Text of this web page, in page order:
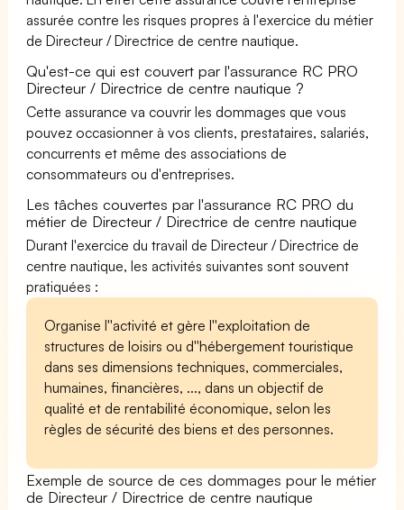
assurée contre les risques propres à l'exercice du métier
de Directeur / Directrice de centre nautique.
Qu'est-ce qui est couvert par l'assurance RC PRO
Directeur / Directrice de centre nautique ?
Cette assurance va couvrir les dommages que vous
pouvez occasionner à vos clients, prestataires, salariés,
concurrents et même des associations de
consommateurs ou d'entreprises.
Les tâches couvertes par l'assurance RC PRO du
métier de Directeur / Directrice de centre nautique
Durant l'exercice du travail de Directeur / Directrice de
centre nautique, les activités suivantes sont souvent
pratiquées :
Organise l''activité et gère l''exploitation de
structures de loisirs ou d''hébergement touristique
dans ses dimensions techniques, commerciales,
humaines, financières, ..., dans un objectif de
qualité et de rentabilité économique, selon les
règles de sécurité des biens et des personnes.
Exemple de source de ces dommages pour le métier
de Directeur / Directrice de centre nautique